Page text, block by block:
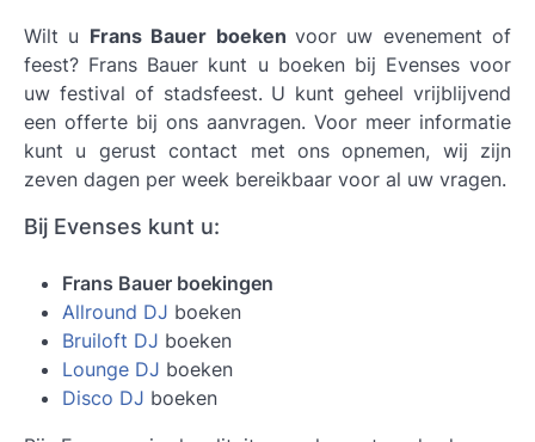
Wilt u Frans Bauer boeken voor uw evenement of
feest? Frans Bauer kunt u boeken bij Evenses voor
uw festival of stadsfeest. U kunt geheel vrijblijvend
een offerte bij ons aanvragen. Voor meer informatie
kunt u gerust contact met ons opnemen, wij zijn
zeven dagen per week bereikbaar voor al uw vragen.
Bij Evenses kunt u:
Frans Bauer boekingen
Allround DJ boeken
Bruiloft DJ boeken
Lounge DJ boeken
Disco DJ boeken